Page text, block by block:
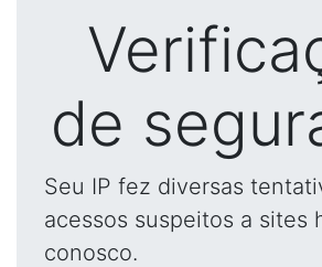
de
Seu IP fez diversas
acessos suspeitos a sites
conosco.